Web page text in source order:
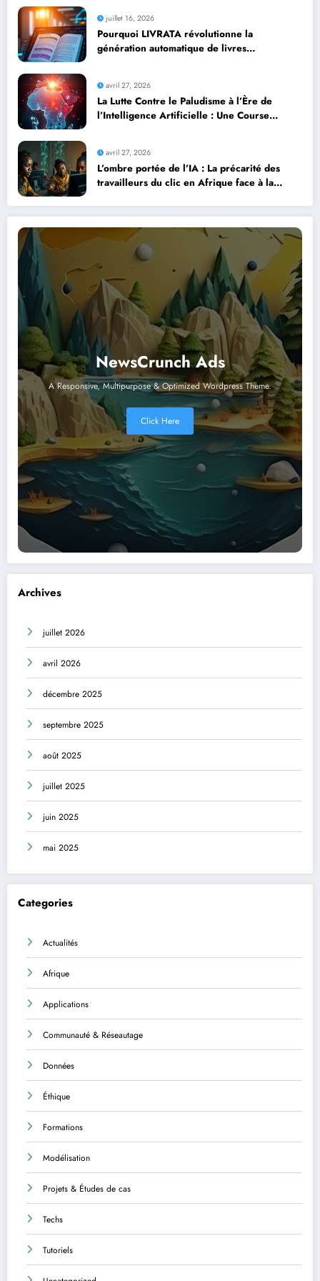
juillet 16, 2026
Pourquoi LIVRATA révolutionne la
génération automatique de livres
avril 27, 2026
La Lutte Contre le Paludisme à l’Ère de
l’Intelligence Artificielle : Une Course
avril 27, 2026
L’ombre portée de l’IA : La précarité des
travailleurs du clic en Afrique face à la
NewsCrunch Ads
A Responsive, Multipurpose & Optimized Wordpress Theme.
Click Here
Archives
juillet 2026
avril 2026
décembre 2025
septembre 2025
août 2025
juillet 2025
juin 2025
mai 2025
Categories
Actualités
Afrique
Applications
Communauté & Réseautage
Données
Éthique
Formations
Modélisation
Projets & Études de cas
Techs
Tutoriels